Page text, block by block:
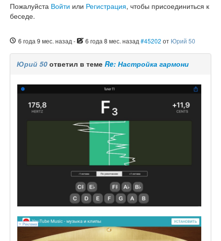
Пожалуйста Войти или Регистрация, чтобы присоединиться к
беседе.
6 года 9 мес. назад - 6 года 8 мес. назад #45202 от Юрий 50
Юрий 50 ответил в теме Re: Настройка гармони